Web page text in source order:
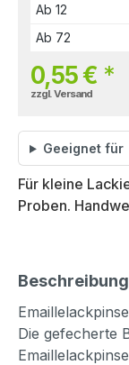
Ab 12
Ab 72
0,55 € *
zzgl. Versand
Geeignet für
Für kleine
Proben.
Beschreibung
Die gefecherte